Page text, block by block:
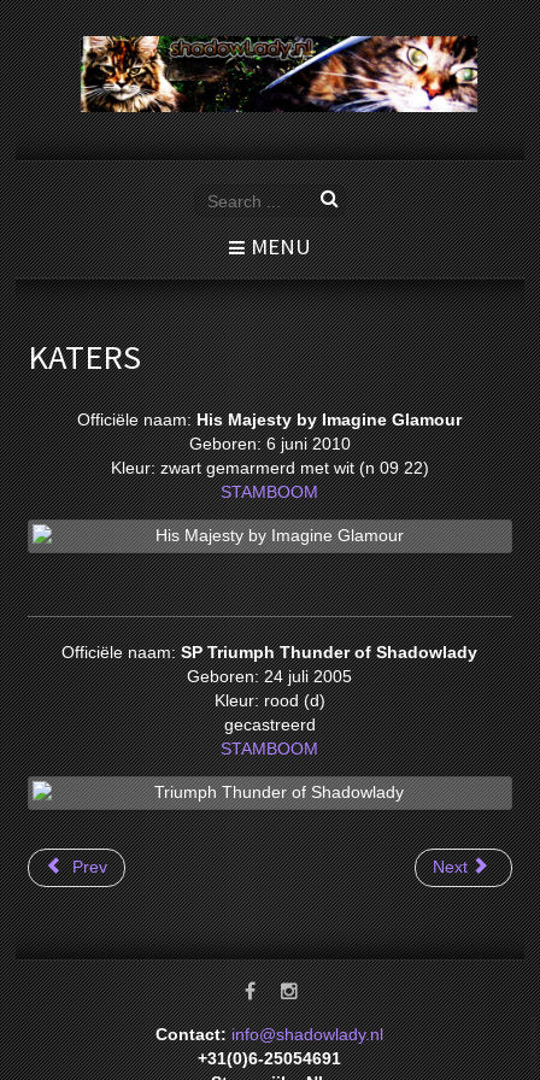
MENU
KATERS
Officiële naam:His Majesty by Imagine Glamour
Geboren: 6 juni 2010
Kleur: zwart gemarmerd met wit (n 09 22)
STAMBOOM
Officiële naam:SP Triumph Thunder of Shadowlady
Geboren: 24 juli 2005
Kleur: rood (d)
gecastreerd
STAMBOOM
Prev Next
Contact:info@shadowlady.nl
+31(0)6-25054691